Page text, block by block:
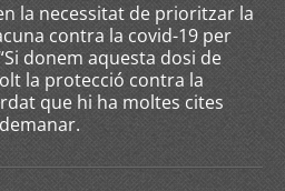
la necessitat de prioritzar la
contra la covid-19 per
donem aquesta dosi de
la protecció contra la
que hi ha moltes cites